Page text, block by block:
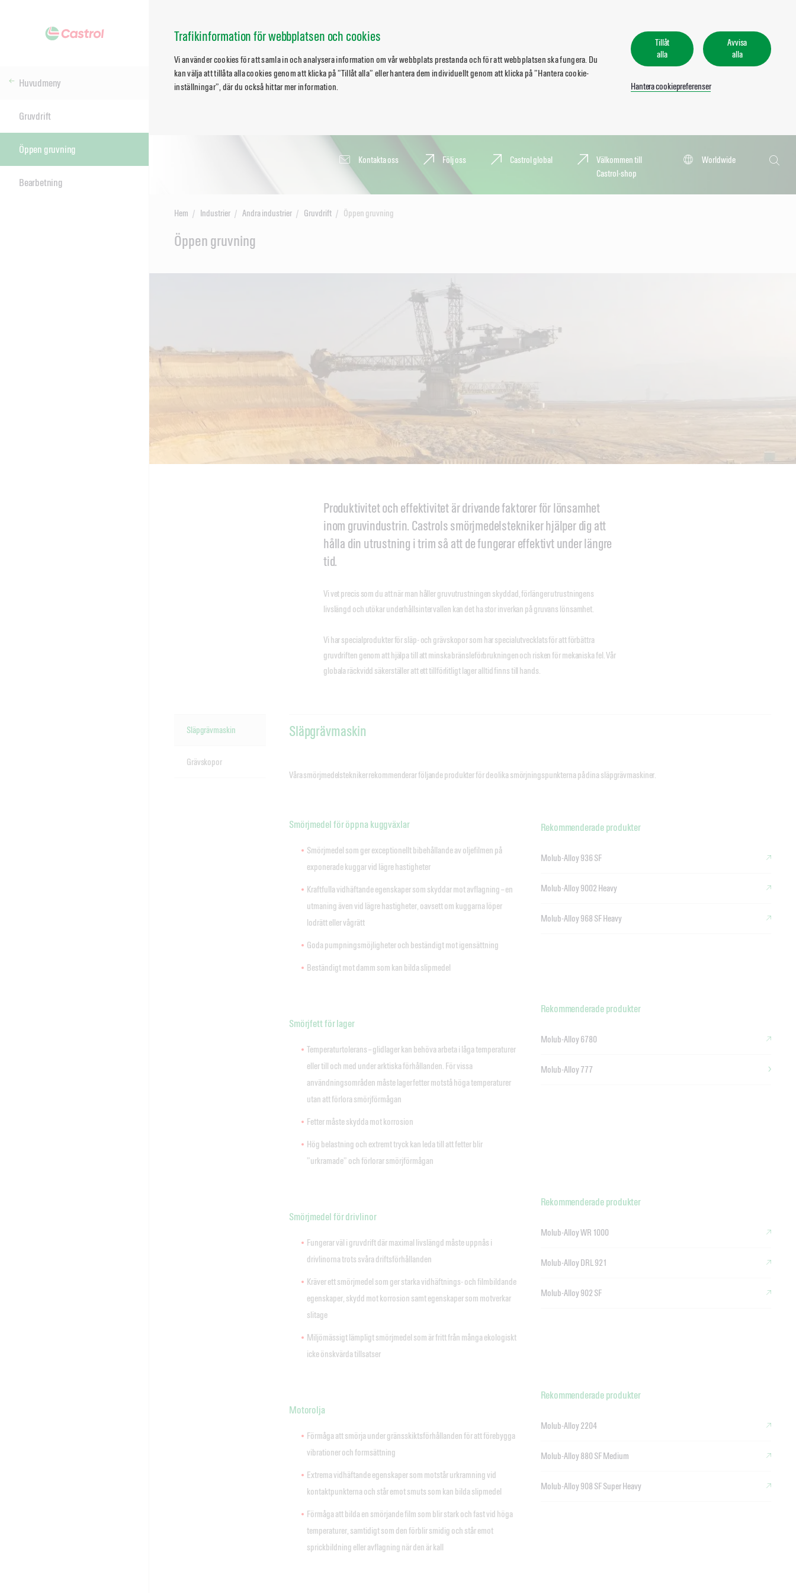
Trafikinformation för webbplatsen och cookies
Vi använder cookies för att samla in och analysera information om vår webbplats prestanda och för att webbplatsen ska fungera. Du
kan välja att tillåta alla cookies genom att klicka på ”Tillåt alla” eller hantera dem individuellt genom att klicka på ”Hantera cookie-
inställningar”, där du också hittar mer information.
Tillåt
alla
Avvisa
alla
Hantera cookiepreferenser
Kontakta oss Följ oss Castrol global
Välkommen till
Castrol-shop
Worldwide
Sök
Huvudmeny
Gruvdrift
Öppen gruvning
Bearbetning
Hem Industrier Andra industrier Gruvdrift Öppen gruvning
Öppen gruvning
Produktivitet och effektivitet är drivande faktorer för lönsamhet
inom gruvindustrin. Castrols smörjmedelstekniker hjälper dig att
hålla din utrustning i trim så att de fungerar effektivt under längre
tid.
Vi vet precis som du att när man håller gruvutrustningen skyddad, förlänger utrustningens
livslängd och utökar underhållsintervallen kan det ha stor inverkan på gruvans lönsamhet.
Vi har specialprodukter för släp- och grävskopor som har specialutvecklats för att förbättra
gruvdriften genom att hjälpa till att minska bränsleförbrukningen och risken för mekaniska fel. Vår
globala räckvidd säkerställer att ett tillförlitligt lager alltid finns till hands.
Släpgrävmaskin
Grävskopor
Släpgrävmaskin
Våra smörjmedelstekniker rekommenderar följande produkter för de olika smörjningspunkterna på dina släpgrävmaskiner.
Smörjmedel för öppna kuggväxlar
Smörjmedel som ger exceptionellt bibehållande av oljefilmen på
exponerade kuggar vid lägre hastigheter
Kraftfulla vidhäftande egenskaper som skyddar mot avflagning – en
utmaning även vid lägre hastigheter, oavsett om kuggarna löper
lodrätt eller vågrätt
Goda pumpningsmöjligheter och beständigt mot igensättning
Beständigt mot damm som kan bilda slipmedel
Rekommenderade produkter
Molub-Alloy 936 SF
Molub-Alloy 9002 Heavy
Molub-Alloy 968 SF Heavy
Smörjfett för lager
Temperaturtolerans – glidlager kan behöva arbeta i låga temperaturer
eller till och med under arktiska förhållanden. För vissa
användningsområden måste lagerfetter motstå höga temperaturer
utan att förlora smörjförmågan
Fetter måste skydda mot korrosion
Hög belastning och extremt tryck kan leda till att fetter blir
”urkramade” och förlorar smörjförmågan
Rekommenderade produkter
Molub-Alloy 6780
Molub-Alloy 777
Smörjmedel för drivlinor
Fungerar väl i gruvdrift där maximal livslängd måste uppnås i
drivlinorna trots svåra driftsförhållanden
Kräver ett smörjmedel som ger starka vidhäftnings- och filmbildande
egenskaper, skydd mot korrosion samt egenskaper som motverkar
slitage
Miljömässigt lämpligt smörjmedel som är fritt från många ekologiskt
icke önskvärda tillsatser
Rekommenderade produkter
Molub-Alloy WR 1000
Molub-Alloy DRL 921
Molub-Alloy 902 SF
Motorolja
Förmåga att smörja under gränsskiktsförhållanden för att förebygga
vibrationer och formsättning
Extrema vidhäftande egenskaper som motstår urkramning vid
kontaktpunkterna och står emot smuts som kan bilda slipmedel
Förmåga att bilda en smörjande film som blir stark och fast vid höga
temperaturer, samtidigt som den förblir smidig och står emot
sprickbildning eller avflagning när den är kall
Rekommenderade produkter
Molub-Alloy 2204
Molub-Alloy 880 SF Medium
Molub-Alloy 908 SF Super Heavy